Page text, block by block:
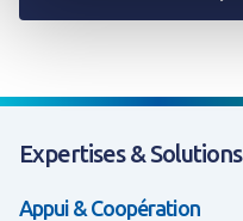
Expertises & Solutions
Appui & Coopération